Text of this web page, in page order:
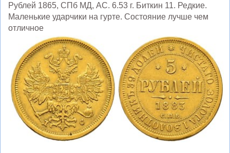
Рублей 1865, СПб МД, AC. 6.53 г. Биткин 11. Редкие.
Маленькие ударчики на гурте. Состояние лучше чем
отличное